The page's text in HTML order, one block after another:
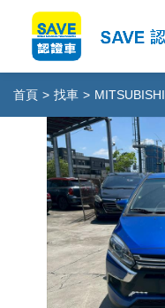
首頁 > 找車 > MITSUBISHI